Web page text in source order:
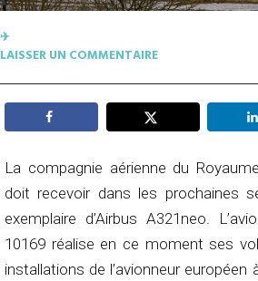
✈︎
LAISSER UN COMMENTAIRE
La compagnie aérienne du
doit recevoir dans les prochaines
exemplaire d’Airbus A321neo.
10169 réalise en ce moment ses
installations de l’avionneur européen